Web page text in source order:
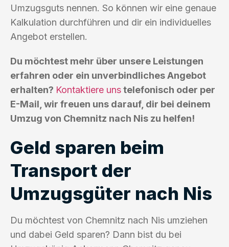
Umzugsguts nennen. So können wir eine genaue
Kalkulation durchführen und dir ein individuelles
Angebot erstellen.
Du möchtest mehr über unsere Leistungen
erfahren oder ein unverbindliches Angebot
erhalten? Kontaktiere unstelefonisch oder per
E-Mail, wir freuen uns darauf, dir bei deinem
Umzug von Chemnitz nach Nis zu helfen!
Geld sparen beim
Transport der
Umzugsgüter nach Nis
Du möchtest von Chemnitz nach Nis umziehen
und dabei Geld sparen? Dann bist du bei